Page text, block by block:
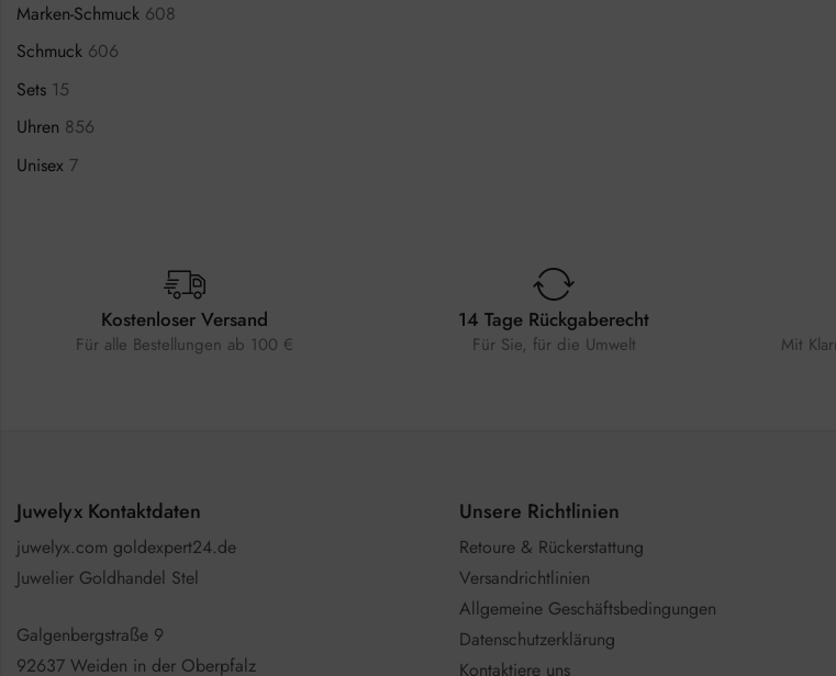
Marken-Schmuck 608
Schmuck 606
Sets 15
Uhren 856
Unisex 7
Kostenloser Versand
Für alle Bestellungen ab 100 €
14 Tage Rückgaberecht
Für Sie, für die Umwelt
Mit
Juwelyx Kontaktdaten
juwelyx.com goldexpert24.de
Juwelier Goldhandel Stel
Galgenbergstraße 9
92637 Weiden in der Oberpfalz
Unsere Richtlinien
Retoure & Rückerstattung
Versandrichtlinien
Allgemeine Geschäftsbedingungen
Datenschutzerklärung
Kontaktiere uns